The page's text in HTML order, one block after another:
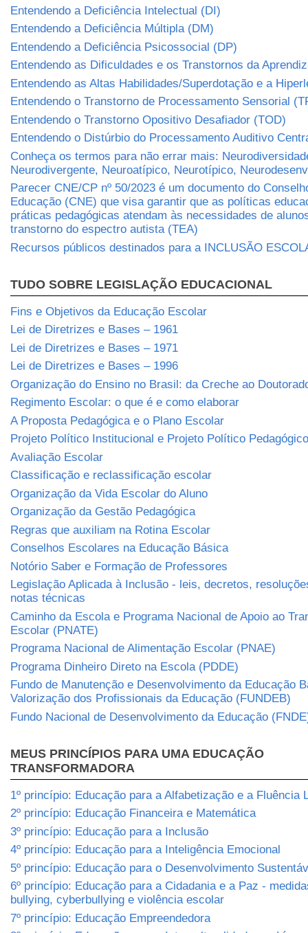
Entendendo a Deficiência Intelectual (DI)
Entendendo a Deficiência Múltipla (DM)
Entendendo a Deficiência Psicossocial (DP)
Entendendo as Dificuldades e os Transtornos da
Entendendo as Altas Habilidades/Superdotação e a
Entendendo o Transtorno de Processamento Sensorial
Entendendo o Transtorno Opositivo Desafiador (TOD)
Entendendo o Distúrbio do Processamento Auditivo
Conheça os termos para não errar mais:
Neurodivergente, Neuroatípico, Neurotípico,
Parecer CNE/CP nº 50/2023 é um documento do
Educação (CNE) que visa garantir que as políticas
práticas pedagógicas atendam às necessidades de
transtorno do espectro autista (TEA)
Recursos públicos destinados para a INCLUSÃO
TUDO SOBRE LEGISLAÇÃO EDUCACIONAL
Fins e Objetivos da Educação Escolar
Lei de Diretrizes e Bases – 1961
Lei de Diretrizes e Bases – 1971
Lei de Diretrizes e Bases – 1996
Organização do Ensino no Brasil: da Creche ao
Regimento Escolar: o que é e como elaborar
A Proposta Pedagógica e o Plano Escolar
Projeto Político Institucional e Projeto Político Pedagógico
Avaliação Escolar
Classificação e reclassificação escolar
Organização da Vida Escolar do Aluno
Organização da Gestão Pedagógica
Regras que auxiliam na Rotina Escolar
Conselhos Escolares na Educação Básica
Notório Saber e Formação de Professores
Legislação Aplicada à Inclusão - leis, decretos,
notas técnicas
Caminho da Escola e Programa Nacional de Apoio ao
Escolar (PNATE)
Programa Nacional de Alimentação Escolar (PNAE)
Programa Dinheiro Direto na Escola (PDDE)
Fundo de Manutenção e Desenvolvimento da Educação
Valorização dos Profissionais da Educação (FUNDEB)
Fundo Nacional de Desenvolvimento da Educação
MEUS PRINCÍPIOS PARA UMA EDUCAÇÃO
TRANSFORMADORA
1º princípio: Educação para a Alfabetização e a Fluência
2º princípio: Educação Financeira e Matemática
3º princípio: Educação para a Inclusão
4º princípio: Educação para a Inteligência Emocional
5º princípio: Educação para o Desenvolvimento
6º princípio: Educação para a Cidadania e a Paz -
bullying, cyberbullying e violência escolar
7º princípio: Educação Empreendedora